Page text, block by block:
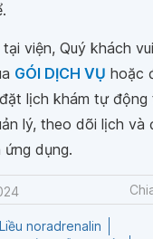
viện, Quý khách
GÓI DỊCH VỤ hoặc
lịch khám tự động
lý, theo dõi lịch và
ứng dụng.
Liều noradrenalin